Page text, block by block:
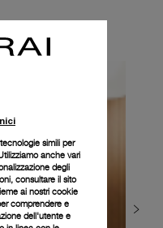
simili per
anche vari
degli
consultare il sito
ai nostri cookie
comprendere e
dell'utente e